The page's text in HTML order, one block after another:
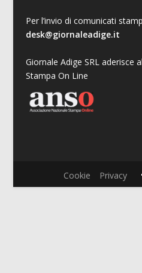
Per l’invio di comunicati
desk@giornaleadige.it
Giornale Adige SRL aderisce
Stampa On Line
Cookie Privacy